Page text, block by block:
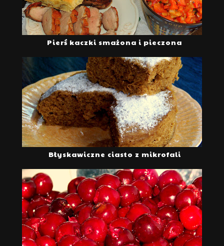
Pierś kaczki smażona i pieczona
Błyskawiczne ciasto z mikrofali